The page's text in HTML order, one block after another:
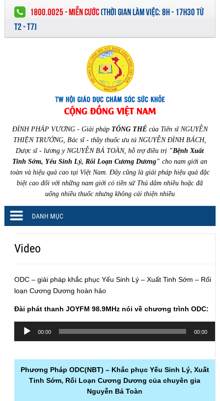
1800.0025 - MIỄN CƯỚC(THỜI GIAN LÀM VIỆC:8H - 17H30 TỪ
T2 - T7)
ĐỈNH PHÁP VƯƠNG - Giải pháp TỔNG THỂcủa Tiến sĩ NGUYỄN
THIỆN TRƯỞNG, Bác sĩ - thầy thuốc ưu tú NGUYỄN ĐÌNH BÁCH,
Dược sĩ - lương y NGUYỄN BÁ TOÀN, hỗ trợ điều trị "Bệnh Xuất
Tinh Sớm, Yếu Sinh Lý, Rối Loạn Cương Dương" cho nam giới an
toàn và hiệu quả cao tại Việt Nam. Đây cũng là giải pháp hiệu quả đặc
biệt cao đối với những nam giới có tiền sử Thủ dâm nhiều hoặc đã
uống nhiều thuốc nhưng không cải thiện nhiều
DANH MỤC
Video
ODC – giải pháp khắc phục Yếu Sinh Lý – Xuất Tinh Sớm – Rối
loạn Cương Dương hoàn hảo
Đài phát thanh JOYFM 98.9MHz nói về chương trình ODC:
Audio
Player
00:00 00:00
Phương Pháp ODC(NBT) – Khắc phục Yếu Sinh Lý, Xuất
Tinh Sớm, Rối Loạn Cương Dương của chuyên gia
Nguyễn Bá Toàn